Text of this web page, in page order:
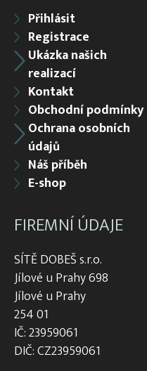
Přihlásit
Registrace
Ukázka našich
realizací
Kontakt
Obchodní podmínky
Ochrana osobních
údajů
Náš příběh
E-shop
FIREMNÍ ÚDAJE
SÍTĚ DOBEŠ s.r.o.
Jílové u Prahy 698
Jílové u Prahy
254 01
IČ: 23959061
DIČ: CZ23959061